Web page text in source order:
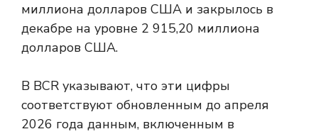
миллиона долларов США и закрылось в
декабре на уровне 2 915,20 миллиона
долларов США.
В BCR указывают, что эти цифры
соответствуют обновленным до апреля
2026 года данным, включенным в